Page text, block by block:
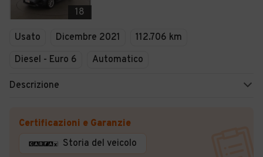
18
Usato Dicembre 2021
112.706 km
Diesel - Euro 6
Automatico
Descrizione
Certificazioni e Garanzie
Storia del veicolo